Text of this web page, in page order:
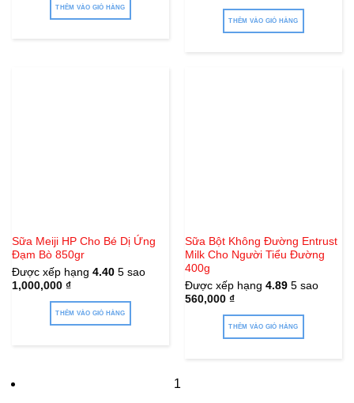
THÊM VÀO GIỎ HÀNG
THÊM VÀO GIỎ HÀNG
Sữa Meiji HP Cho Bé Dị Ứng
Đạm Bò 850gr
Được xếp hạng 4.405 sao
1,000,000 ₫
THÊM VÀO GIỎ HÀNG
Sữa Bột Không Đường Entrust
Milk Cho Người Tiểu Đường
400g
Được xếp hạng 4.895 sao
560,000 ₫
THÊM VÀO GIỎ HÀNG
1